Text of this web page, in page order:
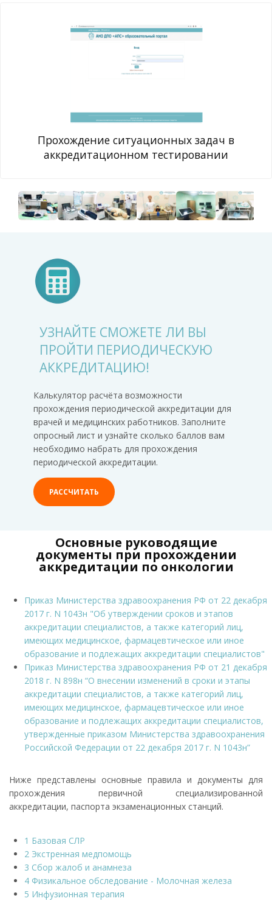
Прохождение ситуационных задач в
аккредитационном тестировании
УЗНАЙТЕ СМОЖЕТЕ ЛИ ВЫ
ПРОЙТИ ПЕРИОДИЧЕСКУЮ
АККРЕДИТАЦИЮ!
Калькулятор расчёта возможности
прохождения периодической аккредитации для
врачей и медицинских работников. Заполните
опросный лист и узнайте сколько баллов вам
необходимо набрать для прохождения
периодической аккредитации.
РАССЧИТАТЬ
Основные руководящие
документы при прохождении
аккредитации по онкологии
Приказ Министерства здравоохранения РФ от 22 декабря
2017 г. N 1043н "Об утверждении сроков и этапов
аккредитации специалистов, а также категорий лиц,
имеющих медицинское, фармацевтическое или иное
образование и подлежащих аккредитации специалистов"
Приказ Министерства здравоохранения РФ от 21 декабря
2018 г. N 898н “О внесении изменений в сроки и этапы
аккредитации специалистов, а также категорий лиц,
имеющих медицинское, фармацевтическое или иное
образование и подлежащих аккредитации специалистов,
утвержденные приказом Министерства здравоохранения
Российской Федерации от 22 декабря 2017 г. N 1043н”
Ниже представлены основные правила и документы для
прохождения первичной специализированной
аккредитации, паспорта экзаменационных станций.
1 Базовая СЛР
2 Экстренная медпомощь
3 Сбор жалоб и анамнеза
4 Физикальное обследование - Молочная железа
5 Инфузионная терапия